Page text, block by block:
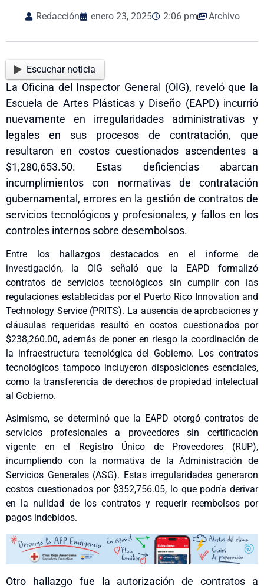
Redacción enero 23, 2025 2:06 pm Archivo
Escuchar noticia
La Oficina del Inspector General (OIG), reveló que la
Escuela de Artes Plásticas y Diseño (EAPD) incurrió
nuevamente en irregularidades administrativas y
legales en sus procesos de contratación, que
resultaron en costos cuestionados ascendentes a
$1,280,653.50. Estas deficiencias abarcan
incumplimientos con normativas de contratación
gubernamental, errores en la gestión de contratos de
servicios tecnológicos y profesionales, y fallos en los
controles internos sobre desembolsos.
Entre los hallazgos destacados en el informe de
investigación, la OIG señaló que la EAPD formalizó
contratos de servicios tecnológicos sin cumplir con las
regulaciones establecidas por el Puerto Rico Innovation and
Technology Service (PRITS). La ausencia de aprobaciones y
cláusulas requeridas resultó en costos cuestionados por
$238,260.00, además de poner en riesgo la coordinación de
la infraestructura tecnológica del Gobierno. Los contratos
tecnológicos tampoco incluyeron disposiciones esenciales,
como la transferencia de derechos de propiedad intelectual
al Gobierno.
Asimismo, se determinó que la EAPD otorgó contratos de
servicios profesionales a proveedores sin certificación
vigente en el Registro Único de Proveedores (RUP),
incumpliendo con la normativa de la Administración de
Servicios Generales (ASG). Estas irregularidades generaron
costos cuestionados por $352,756.05, lo que podría derivar
en la nulidad de los contratos y requerir reembolsos por
pagos indebidos.
Otro hallazgo fue la autorización de contratos a